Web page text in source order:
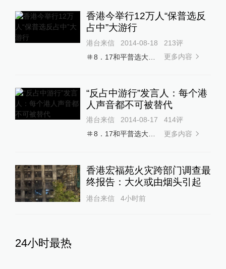
香港今举行12万人“保普选反
占中”大游行
港台来信 2014-08-18 213评
8．17和平普选大游行
更多内容
“反占中游行”发言人：每个港
人声音都不可被替代
港台来信 2014-08-17 414评
8．17和平普选大游行
更多内容
香港宏福苑火灾跨部门调查最
终报告：大火或由烟头引起
港台来信 4小时前
24小时最热